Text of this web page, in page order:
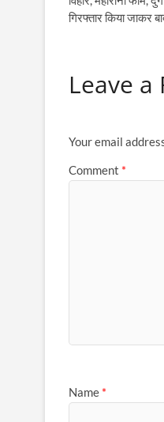
गिरफ्तार किया जाकर
Leave a
Your email
Comment *
Name *